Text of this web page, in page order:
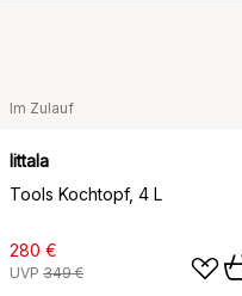
Im Zulauf
Iittala
Tools Kochtopf, 4 L
280 €
UVP 349 €